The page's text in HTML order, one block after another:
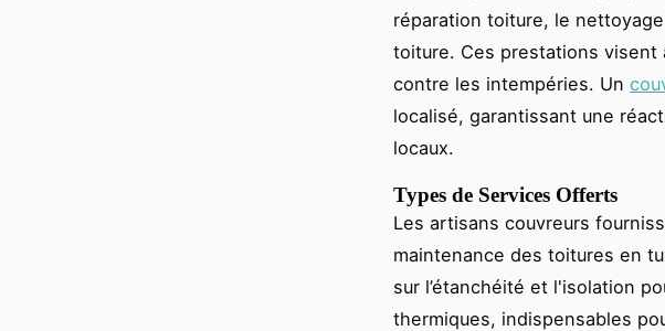
réparation toiture, le
toiture. Ces prestations visent
contre les intempéries. Un
localisé, garantissant une
locaux.
Types de Services Offerts
Les artisans couvreurs
maintenance des toitures en
sur l’étanchéité et l'isolation
thermiques, indispensables